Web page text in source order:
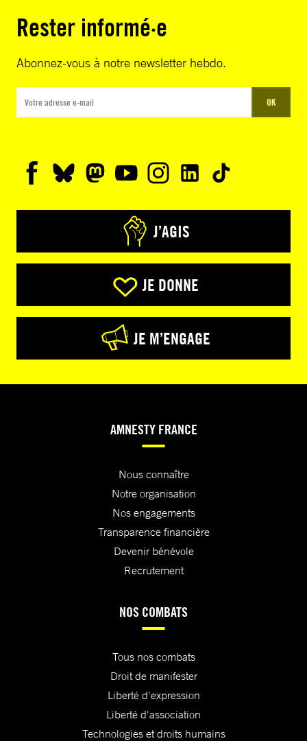
Rester informé·e
Abonnez-vous à notre newsletter hebdo.
OK
J’AGIS
JE DONNE
JE M’ENGAGE
AMNESTY FRANCE
Nous connaître
Notre organisation
Nos engagements
Transparence financière
Devenir bénévole
Recrutement
NOS COMBATS
Tous nos combats
Droit de manifester
Liberté d'expression
Liberté d'association
Technologies et droits humains